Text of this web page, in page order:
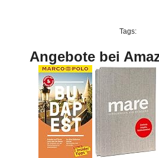
Tags:
Angebote bei